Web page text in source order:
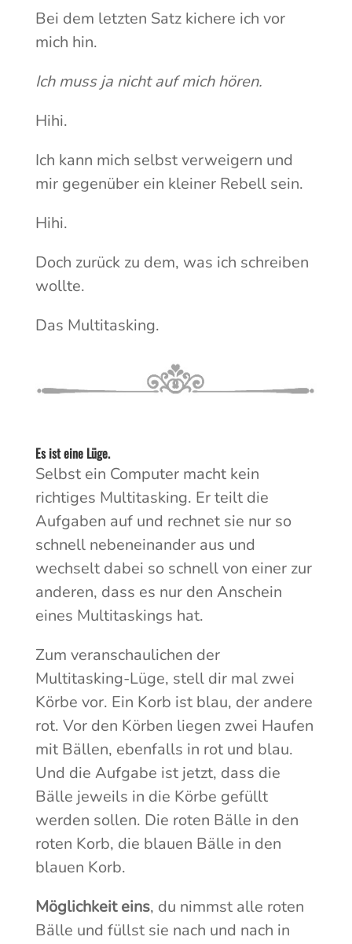
Bei dem letzten Satz kichere ich vor
mich hin.
Ich muss ja nicht auf mich hören.
Hihi.
Ich kann mich selbst verweigern und
mir gegenüber ein kleiner Rebell sein.
Hihi.
Doch zurück zu dem, was ich schreiben
wollte.
Das Multitasking.
Es ist eine Lüge.
Selbst ein Computer macht kein
richtiges Multitasking. Er teilt die
Aufgaben auf und rechnet sie nur so
schnell nebeneinander aus und
wechselt dabei so schnell von einer zur
anderen, dass es nur den Anschein
eines Multitaskings hat.
Zum veranschaulichen der
Multitasking-Lüge, stell dir mal zwei
Körbe vor. Ein Korb ist blau, der andere
rot. Vor den Körben liegen zwei Haufen
mit Bällen, ebenfalls in rot und blau.
Und die Aufgabe ist jetzt, dass die
Bälle jeweils in die Körbe gefüllt
werden sollen. Die roten Bälle in den
roten Korb, die blauen Bälle in den
blauen Korb.
Möglichkeit eins, du nimmst alle roten
Bälle und füllst sie nach und nach in